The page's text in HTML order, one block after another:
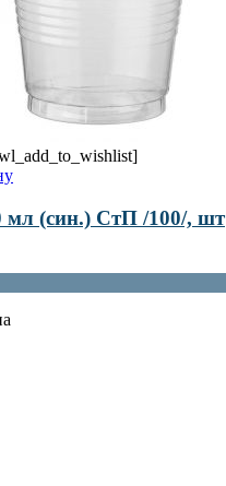
мл (син.) СтП /100/, шт